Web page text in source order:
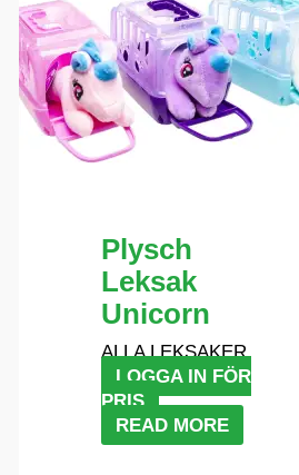
Plysch
Leksak
Unicorn
ALLA LEKSAKER
LOGGA IN FÖR
PRIS
READ MORE